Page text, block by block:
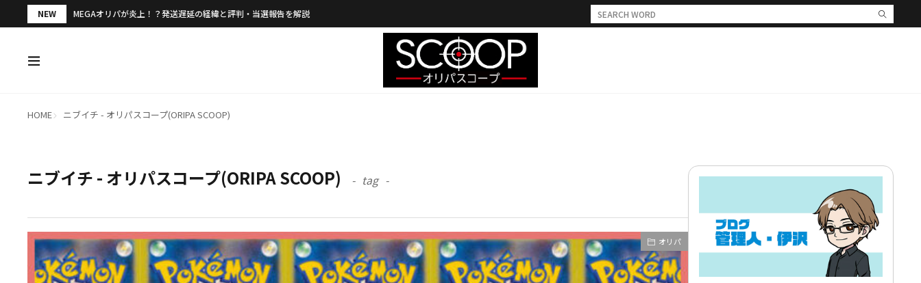
NEW MEGAオリパが炎上！？発送遅延の経緯と評判・当選報告を解説
HOME ニブイチ - オリパスコープ(ORIPA SCOOP)
ニブイチ - オリパスコープ(ORIPA SCOOP) tag
オリパ